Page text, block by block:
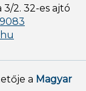
2. 32-es ajtó
a Magyar